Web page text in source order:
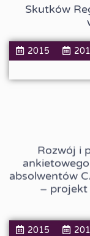
Skutków
2015
Rozwój i
absolwentów
– projekt
2015